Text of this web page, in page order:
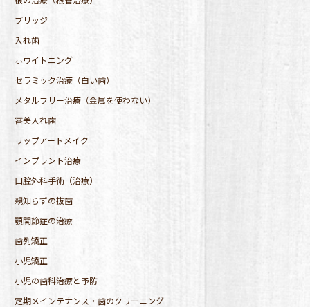
ブリッジ
入れ歯
ホワイトニング
セラミック治療（白い歯）
メタルフリー治療（金属を使わない）
審美入れ歯
リップアートメイク
インプラント治療
口腔外科手術（治療）
親知らずの抜歯
顎関節症の治療
歯列矯正
小児矯正
小児の歯科治療と予防
定期メインテナンス・歯のクリーニング